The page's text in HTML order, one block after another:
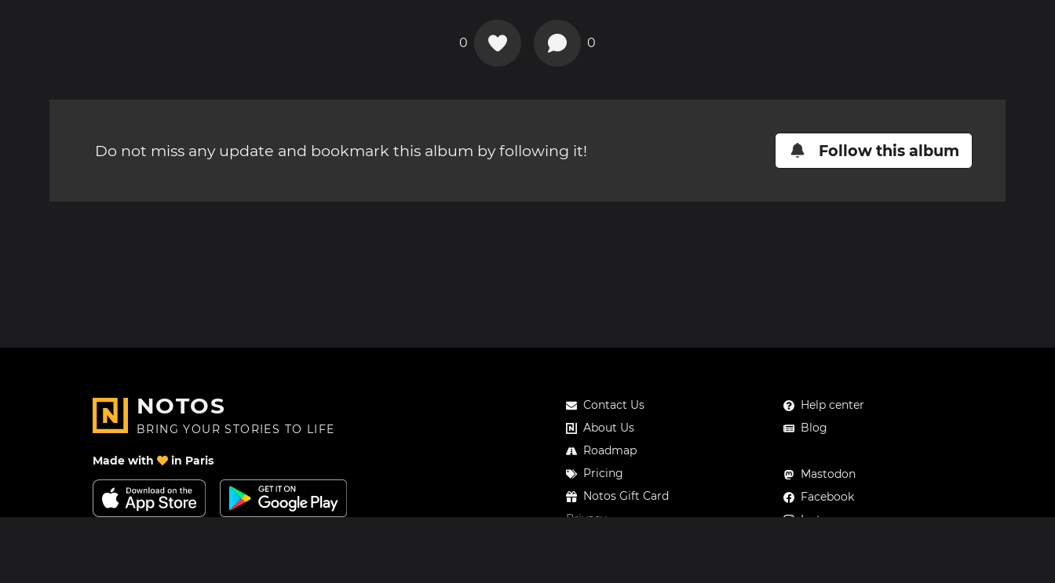
0 0
Do not miss any update and bookmark this album by following it! Follow this album
NOTOS
BRING YOUR STORIES TO LIFE
Made with in Paris
Contact Us
About Us
Roadmap
Pricing
Notos Gift Card
Privacy
Help center
Blog
Mastodon
Facebook
Instagram